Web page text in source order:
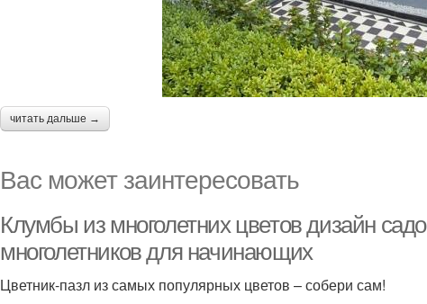
читать дальше →
Вас может заинтересовать
Клумбы из многолетних цветов дизайн
многолетников для начинающих
Цветник-пазл из самых популярных цветов – собери сам!